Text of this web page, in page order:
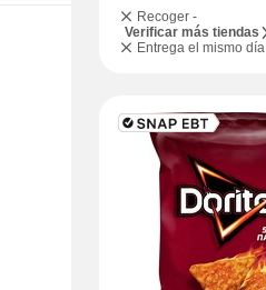
Recoger -
Verificar más tiendas
Entrega el mismo día